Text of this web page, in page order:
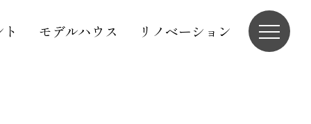
モデルハウス リノベーション